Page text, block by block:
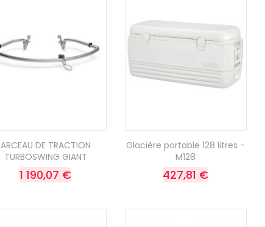
ARCEAU DE TRACTION
TURBOSWING GIANT
1 190,07 €
Glacière portable 128 litres -
M128
427,81 €